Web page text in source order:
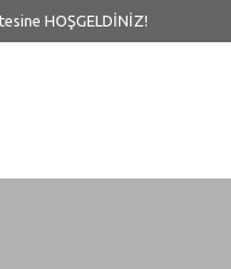
HOŞGELDİNİZ!